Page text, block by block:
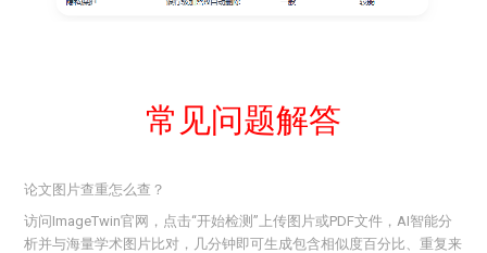
常见问题解答
论文图片查重怎么查？
访问ImageTwin官网，点击“开始检测”上传图片或PDF文件，AI智能分
析并与海量学术图片比对，几分钟即可生成包含相似度百分比、重复来